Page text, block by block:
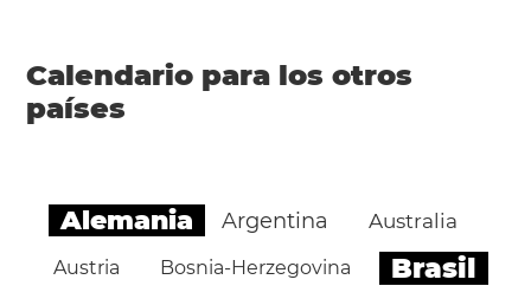
Calendario para los otros
países
Alemania Argentina Australia
Austria Bosnia-Herzegovina Brasil